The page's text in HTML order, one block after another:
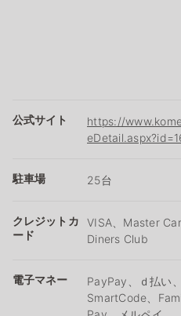
公式サイト
https://
駐車場 25台
クレジットカ
ード
VISA、Master
Diners Club
電子マネー
PayPay、ｄ払い
SmartCode、